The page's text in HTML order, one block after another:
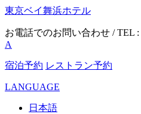
東京ベイ舞浜ホテル
お電話でのお問い合わせ / TEL :
A
宿泊予約 レストラン予約
LANGUAGE
日本語